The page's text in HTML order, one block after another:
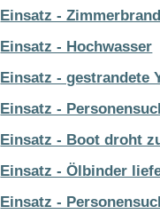
Einsatz -
Einsatz - Hochwasser
Einsatz - gestrandete
Einsatz -
Einsatz - Boot droht
Einsatz - Ölbinder
Einsatz -